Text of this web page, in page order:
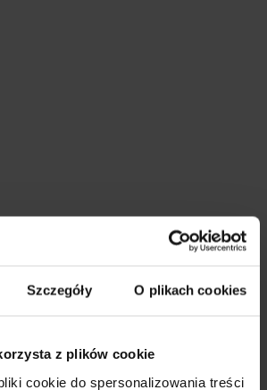
Szczegóły O plikach cookies
z plików cookie
cookie do spersonalizowania treści